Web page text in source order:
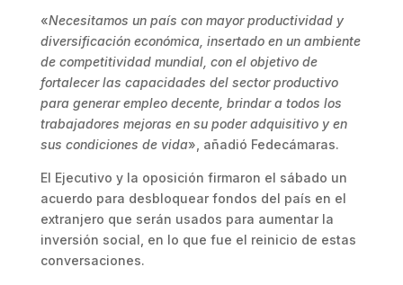
«Necesitamos un país con mayor productividad y
diversificación económica, insertado en un ambiente
de competitividad mundial, con el objetivo de
fortalecer las capacidades del sector productivo
para generar empleo decente, brindar a todos los
trabajadores mejoras en su poder adquisitivo y en
sus condiciones de vida», añadió Fedecámaras.
El Ejecutivo y la oposición firmaron el sábado un
acuerdo para desbloquear fondos del país en el
extranjero que serán usados para aumentar la
inversión social, en lo que fue el reinicio de estas
conversaciones.